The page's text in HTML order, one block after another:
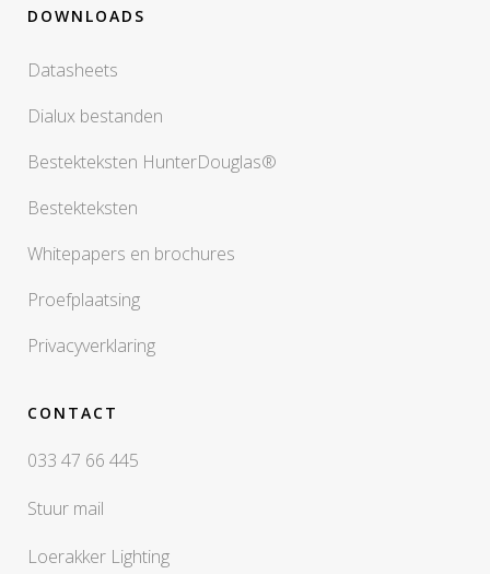
DOWNLOADS
Datasheets
Dialux bestanden
Bestekteksten HunterDouglas®
Bestekteksten
Whitepapers en brochures
Proefplaatsing
Privacyverklaring
CONTACT
033 47 66 445
Stuur mail
Loerakker Lighting